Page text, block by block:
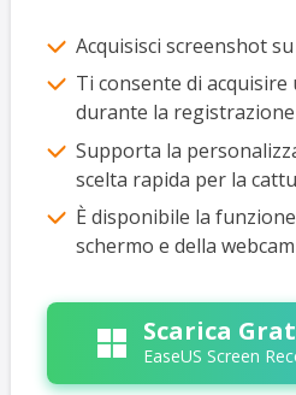
Acquisisci screenshot
Ti consente di
durante la
Supporta la
scelta rapida per la
È disponibile la
schermo e della webcam
Scarica
EaseUS Screen